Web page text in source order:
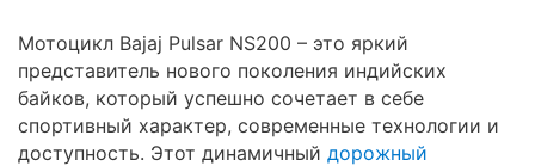
Мотоцикл Bajaj Pulsar NS200 – это яркий
представитель нового поколения индийских
байков, который успешно сочетает в себе
спортивный характер, современные технологии и
доступность. Этот динамичный дорожный